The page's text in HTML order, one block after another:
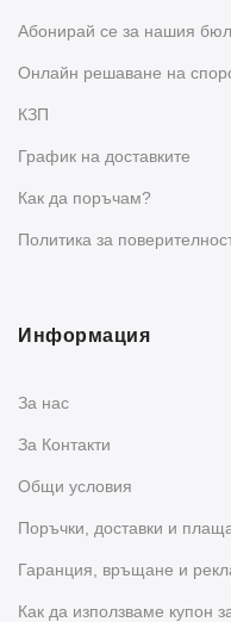
Абонирай се за нашия
Oнлайн решаване на
КЗП
График на доставките
Как да поръчам?
Политика за
Информация
За нас
За Контакти
Общи условия
Поръчки, доставки и
Гаранция, връщане и
Как да използваме купон